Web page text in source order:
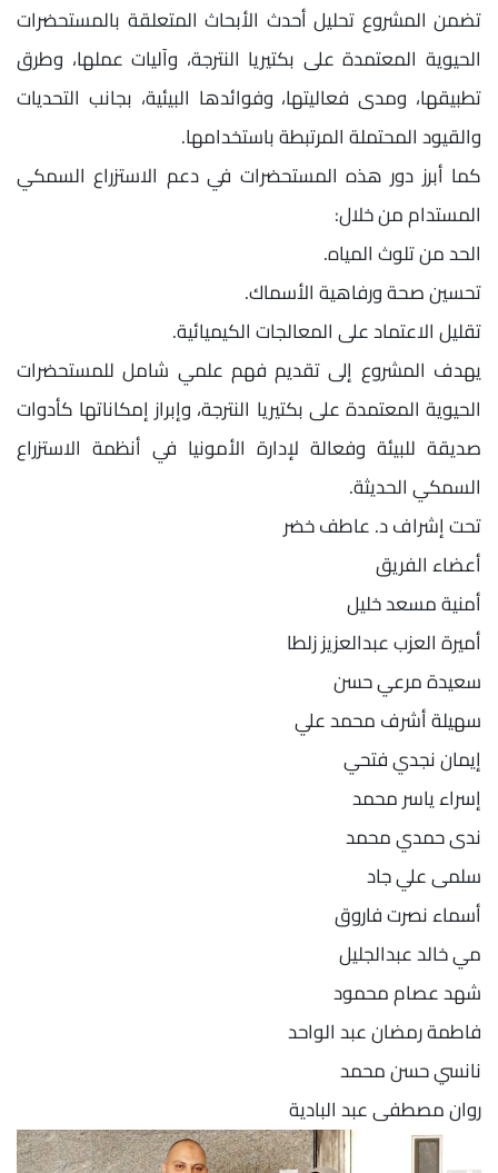
تضمن المشروع تحليل أحدث الأبحاث المتعلقة بالمستحضرات
الحيوية المعتمدة على بكتيريا النترجة، وآليات عملها، وطرق
تطبيقها، ومدى فعاليتها، وفوائدها البيئية، بجانب التحديات
والقيود المحتملة المرتبطة باستخدامها.
كما أبرز دور هذه المستحضرات في دعم الاستزراع السمكي
المستدام من خلال:
الحد من تلوث المياه.
تحسين صحة ورفاهية الأسماك.
تقليل الاعتماد على المعالجات الكيميائية.
يهدف المشروع إلى تقديم فهم علمي شامل للمستحضرات
الحيوية المعتمدة على بكتيريا النترجة، وإبراز إمكاناتها كأدوات
صديقة للبيئة وفعالة لإدارة الأمونيا في أنظمة الاستزراع
السمكي الحديثة.
تحت إشراف د. عاطف خضر
أعضاء الفريق
أمنية مسعد خليل
أميرة العزب عبدالعزيز زلطا
سعيدة مرعي حسن
سهيلة أشرف محمد علي
إيمان نجدي فتحي
إسراء ياسر محمد
ندى حمدي محمد
سلمى علي جاد
أسماء نصرت فاروق
مي خالد عبدالجليل
شهد عصام محمود
فاطمة رمضان عبد الواحد
نانسي حسن محمد
روان مصطفى عبد البادية